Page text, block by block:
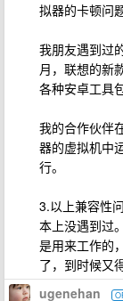
拟器的卡顿问题
我朋友遇到过
月，联想的新
各种安卓工具包
我的合作伙伴
器的虚拟机中
行。
3.以上兼容性
本上没遇到过
是用来工作的
了，到时候又
ugenehan